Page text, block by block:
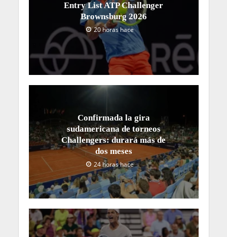
Entry List ATP Challenger
Brownsburg 2026
20 horas hace
Confirmada la gira
sudamericana de torneos
Challengers: durará más de
dos meses
24 horas hace